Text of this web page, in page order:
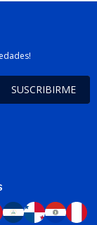
SUSCRIBIRME